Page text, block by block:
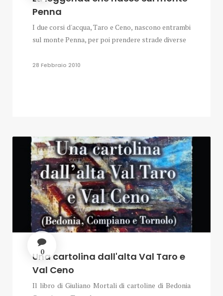
Penna
I due corsi d'acqua, Taro e Ceno, nascono entrambi
sul monte Penna, per poi prendere strade diverse
28 Febbraio 2010
0
Una cartolina dall'alta Val Taro e
Val Ceno
Il libro di Giuliano Mortali di cartoline di Bedonia